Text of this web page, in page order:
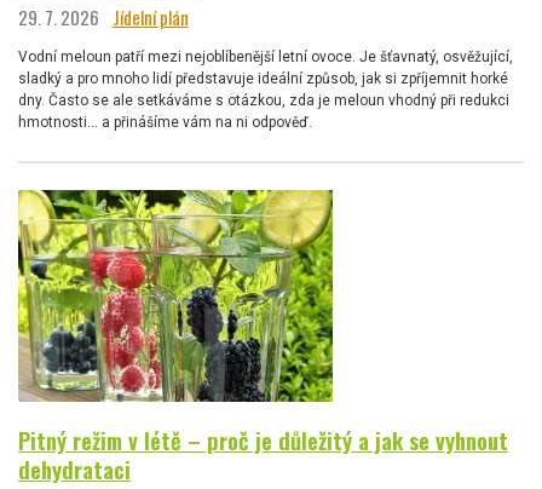
29. 7. 2026 Jídelní plán
Vodní meloun patří mezi nejoblíbenější letní ovoce. Je šťavnatý, osvěžující,
sladký a pro mnoho lidí představuje ideální způsob, jak si zpříjemnit horké
dny. Často se ale setkáváme s otázkou, zda je meloun vhodný při redukci
hmotnosti… a přinášíme vám na ni odpověď.
Pitný režim v létě – proč je důležitý a jak se vyhnout
dehydrataci